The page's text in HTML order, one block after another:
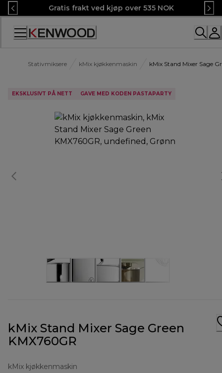
Skip
to
Content
Gratis frakt ved kjøp over 535 NOK
Stativmiksere kMix kjøkkenmaskin kMix Stand Mixer Sage
EKSKLUSIVT PÅ NETT GAVE MED KODEN PASTAPARTY
kMix Stand Mixer Sage Green
KMX760GR
kMix kjøkkenmaskin